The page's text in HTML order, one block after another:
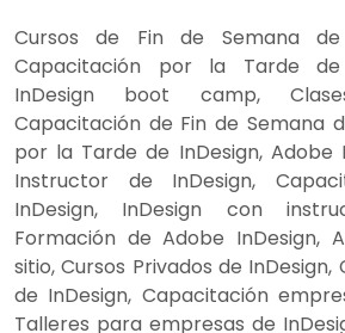
Cursos de Fin de Semana de
Capacitación por la Tarde de
InDesign boot camp,
Capacitación de Fin de Semana
por la Tarde de InDesign, Adobe
Instructor de InDesign,
InDesign, InDesign con
Formación de Adobe InDesign,
sitio, Cursos Privados de InDesign,
de InDesign, Capacitación
Talleres para empresas de